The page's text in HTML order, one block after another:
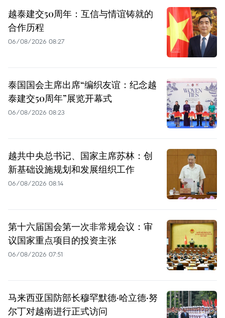
越泰建交50周年：互信与情谊铸就的
合作历程
06/08/2026 08:27
泰国国会主席出席“编织友谊：纪念越
泰建交50周年”展览开幕式
06/08/2026 08:23
越共中央总书记、国家主席苏林：创
新基础设施规划和发展组织工作
06/08/2026 08:14
第十六届国会第一次非常规会议：审
议国家重点项目的投资主张
06/08/2026 07:51
马来西亚国防部长穆罕默德·哈立德·努
尔丁对越南进行正式访问